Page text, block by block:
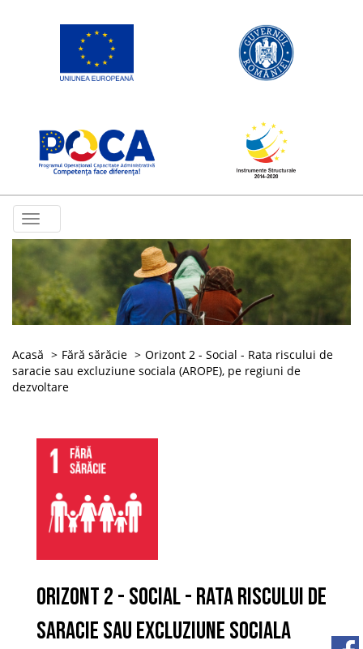
Toggle
navigation
Acasă Fără sărăcie
Orizont 2 - Social - Rata riscului de
saracie sau excluziune sociala (AROPE), pe regiuni de
dezvoltare
Orizont 2 - Social - Rata riscului de
saracie sau excluziune sociala